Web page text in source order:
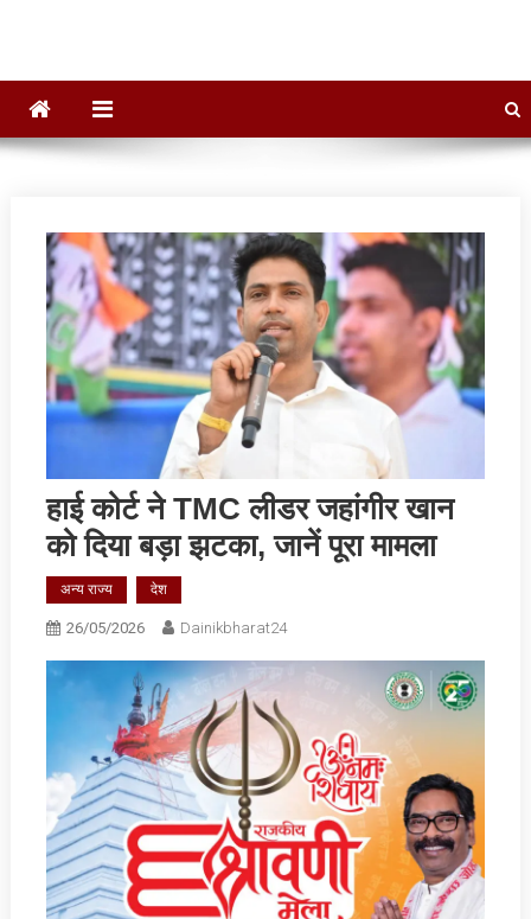
हाई कोर्ट ने TMC लीडर जहांगीर खान
को दिया बड़ा झटका, जानें पूरा मामला
अन्य राज्य देश
26/05/2026 Dainikbharat24